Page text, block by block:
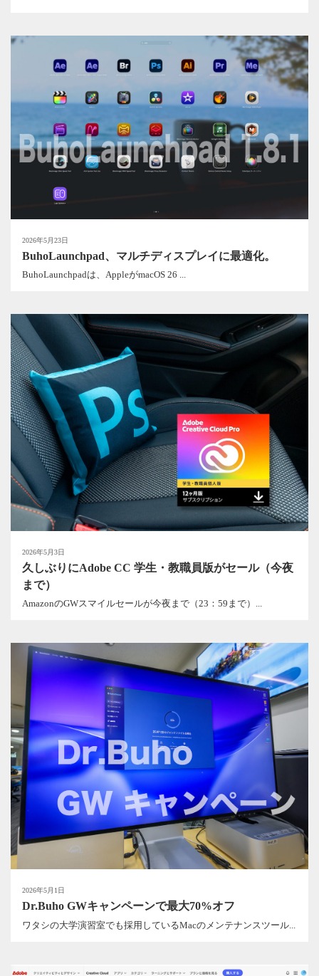
2026年5月23日
BuhoLaunchpad、マルチディスプレイに最適化。
BuhoLaunchpadは、AppleがmacOS 26 ...
2026年5月3日
久しぶりにAdobe CC 学生・教職員版がセール（今夜
まで）
AmazonのGWスマイルセールが今夜まで（23：59まで）...
2026年5月1日
Dr.Buho GWキャンペーンで最大70%オフ
ワタシの大学演習室でも採用しているMacのメンテナンスツール...